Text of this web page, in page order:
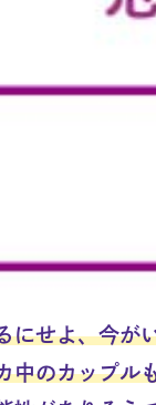
にせよ、今が
中のカップル